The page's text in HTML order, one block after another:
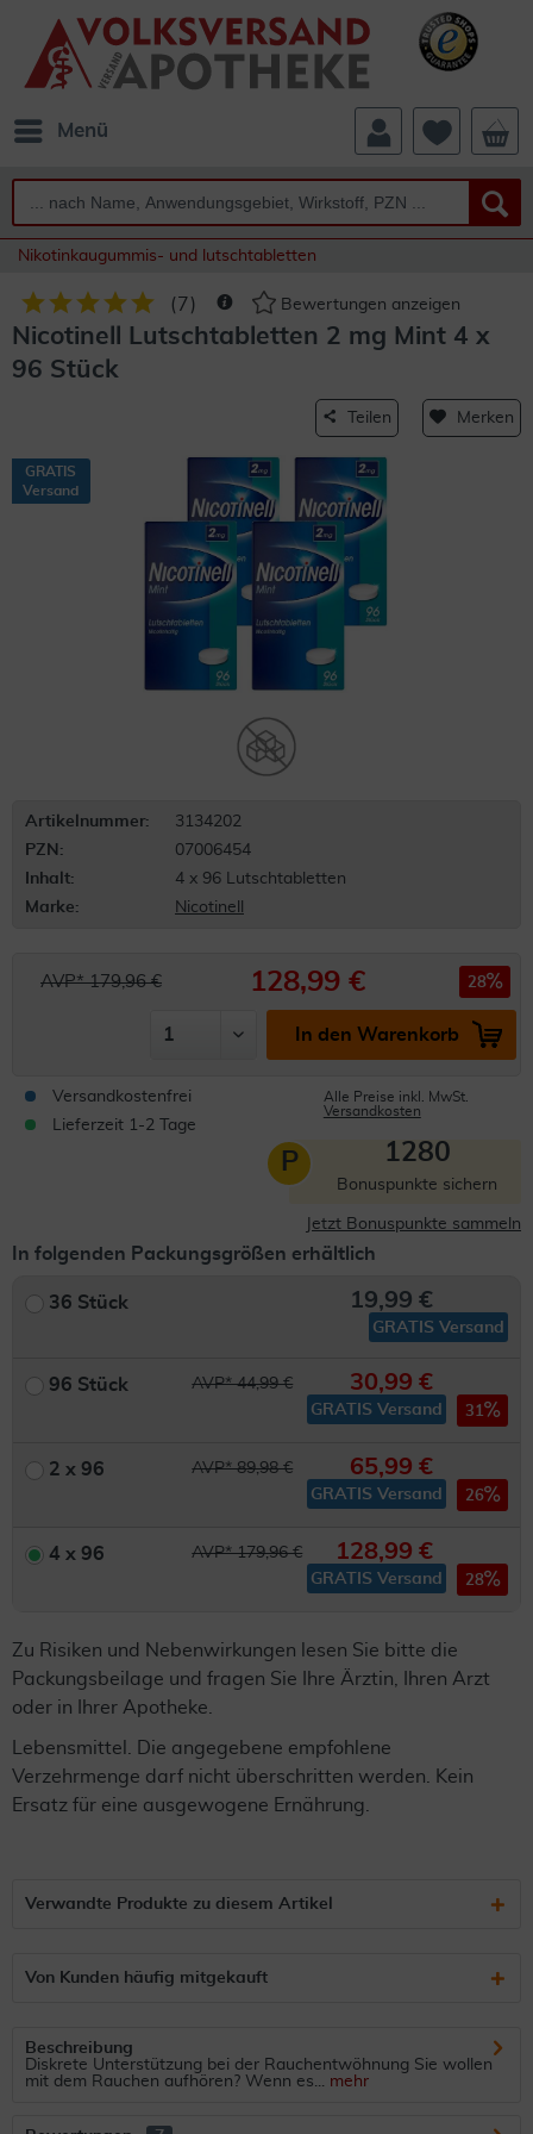
Menü
Nikotinkaugummis- und lutschtabletten
( 7 ) Bewertungen anzeigen
Nicotinell Lutschtabletten 2 mg Mint 4 x
96 Stück
Teilen Merken
GRATIS
Versand
Artikelnummer:
3134202
PZN:
07006454
Inhalt:
4 x 96 Lutschtabletten
Marke:
Nicotinell
AVP* 179,96 € 128,99 € 28
In den Warenkorb
Versandkostenfrei
Lieferzeit 1-2 Tage
Alle Preise inkl. MwSt.
Versandkosten
P 1280
Bonuspunkte sichern
Jetzt Bonuspunkte sammeln
In folgenden Packungsgrößen erhältlich
36 Stück 19,99 €
GRATIS Versand
96 Stück AVP* 44,99 € 30,99 €
GRATIS Versand 31
2 x 96 AVP* 89,98 € 65,99 €
GRATIS Versand 26
4 x 96 AVP* 179,96 € 128,99 €
GRATIS Versand 28
Zu Risiken und Nebenwirkungen lesen Sie bitte die
Packungsbeilage und fragen Sie Ihre Ärztin, Ihren Arzt
oder in Ihrer Apotheke.
Lebensmittel. Die angegebene empfohlene
Verzehrmenge darf nicht überschritten werden. Kein
Ersatz für eine ausgewogene Ernährung.
Verwandte Produkte zu diesem Artikel
Von Kunden häufig mitgekauft
Beschreibung
Diskrete Unterstützung bei der Rauchentwöhnung Sie wollen
mit dem Rauchen aufhören? Wenn es... mehr